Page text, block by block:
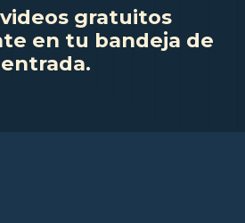
gratuitos
en tu bandeja de
entrada.